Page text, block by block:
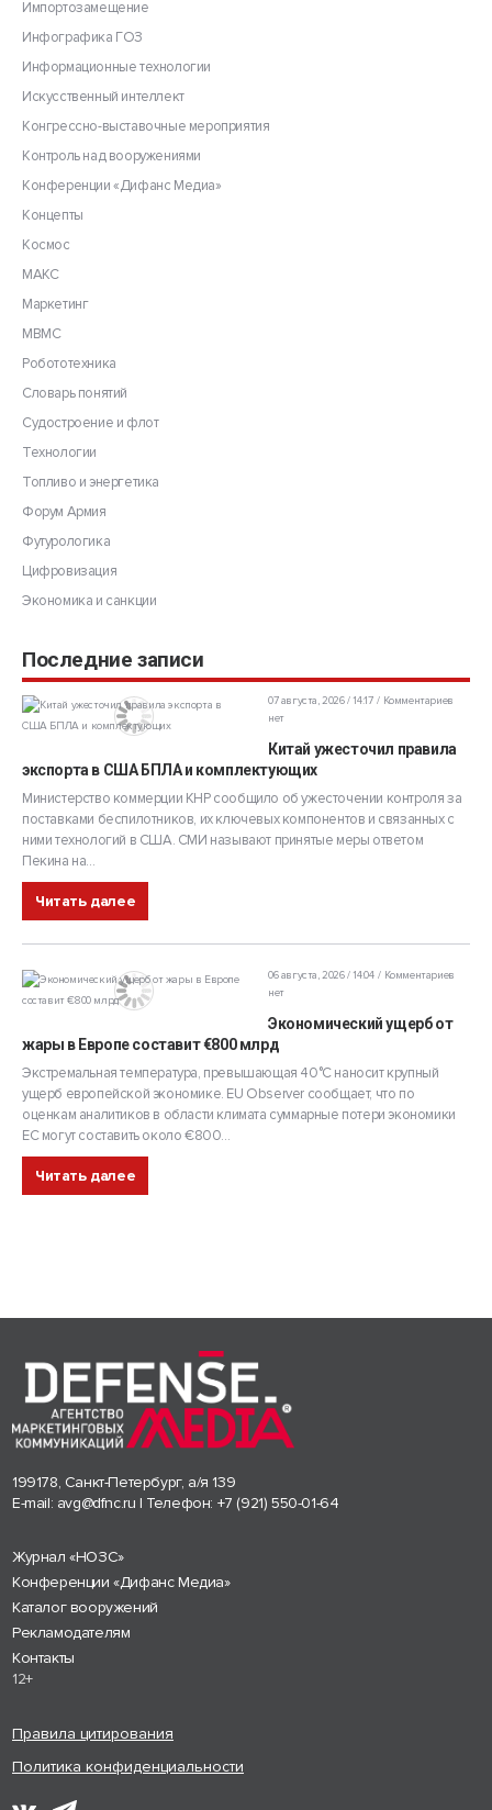
Импортозамещение
Инфографика ГОЗ
Информационные технологии
Искусственный интеллект
Конгрессно-выставочные мероприятия
Контроль над вооружениями
Конференции «Дифанс Медиа»
Концепты
Космос
МАКС
Маркетинг
МВМС
Робототехника
Словарь понятий
Судостроение и флот
Технологии
Топливо и энергетика
Форум Армия
Футурологика
Цифровизация
Экономика и санкции
Последние записи
07 августа, 2026 / 14:17
Комментариев
нет
Китай ужесточил правила
экспорта в США БПЛА и комплектующих
Министерство коммерции КНР сообщило об ужесточении контроля за
поставками беспилотников, их ключевых компонентов и связанных с
ними технологий в США. СМИ называют принятые меры ответом
Пекина на...
Читать далее
06 августа, 2026 / 14:04
Комментариев
нет
Экономический ущерб от
жары в Европе составит €800 млрд
Экстремальная температура, превышающая 40°C наносит крупный
ущерб европейской экономике. EU Observer сообщает, что по
оценкам аналитиков в области климата суммарные потери экономики
ЕС могут составить около €800...
Читать далее
199178, Санкт-Петербург, а/я 139
E-mail: avg@dfnc.ru | Телефон: +7 (921) 550-01-64
Журнал «НОЗС»
Конференции «Дифанс Медиа»
Каталог вооружений
Рекламодателям
Контакты
12+
Правила цитирования
Политика конфиденциальности